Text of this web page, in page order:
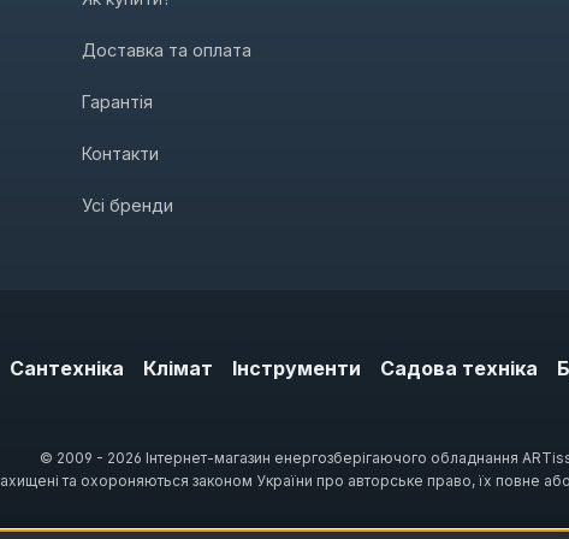
Доставка та оплата
Гарантія
Контакти
Усі бренди
Сантехніка Клімат Інструменти Садова техніка
© 2009 - 2026 Інтернет-магазин енергозберігаючого обладнання
та охороняються законом України про авторське право, їх повне